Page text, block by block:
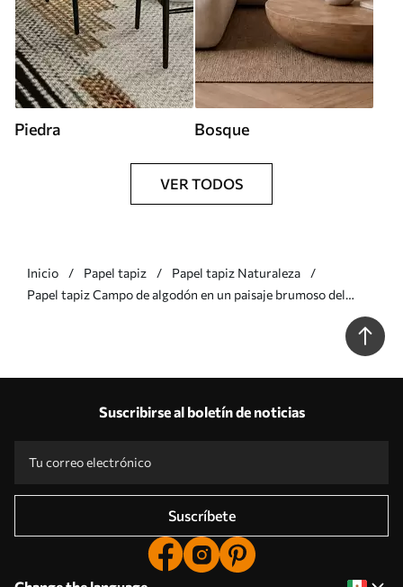
Piedra Bosque
VER TODOS
Inicio Papel tapiz
Papel tapiz Naturaleza
Papel tapiz Campo de algodón en un paisaje brumoso del
Suscribirse al boletín de noticias
Suscríbete